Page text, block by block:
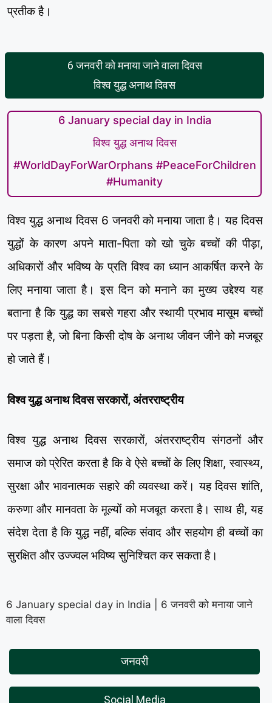
प्रतीक है।
6 जनवरी को मनाया जाने वाला दिवस
विश्व युद्ध अनाथ दिवस
6 January special day in India
विश्व युद्ध अनाथ दिवस
#WorldDayForWarOrphans #PeaceForChildren
#Humanity
विश्व युद्ध अनाथ दिवस 6 जनवरी को मनाया जाता है। यह दिवस
युद्धों के कारण अपने माता-पिता को खो चुके बच्चों की पीड़ा,
अधिकारों और भविष्य के प्रति विश्व का ध्यान आकर्षित करने के
लिए मनाया जाता है। इस दिन को मनाने का मुख्य उद्देश्य यह
बताना है कि युद्ध का सबसे गहरा और स्थायी प्रभाव मासूम बच्चों
पर पड़ता है, जो बिना किसी दोष के अनाथ जीवन जीने को मजबूर
हो जाते हैं।
विश्व युद्ध अनाथ दिवस सरकारों, अंतरराष्ट्रीय
विश्व युद्ध अनाथ दिवस सरकारों, अंतरराष्ट्रीय संगठनों और
समाज को प्रेरित करता है कि वे ऐसे बच्चों के लिए शिक्षा, स्वास्थ्य,
सुरक्षा और भावनात्मक सहारे की व्यवस्था करें। यह दिवस शांति,
करुणा और मानवता के मूल्यों को मजबूत करता है। साथ ही, यह
संदेश देता है कि युद्ध नहीं, बल्कि संवाद और सहयोग ही बच्चों का
सुरक्षित और उज्ज्वल भविष्य सुनिश्चित कर सकता है।
6 January special day in India | 6 जनवरी को मनाया जाने
वाला दिवस
जनवरी
Social Media